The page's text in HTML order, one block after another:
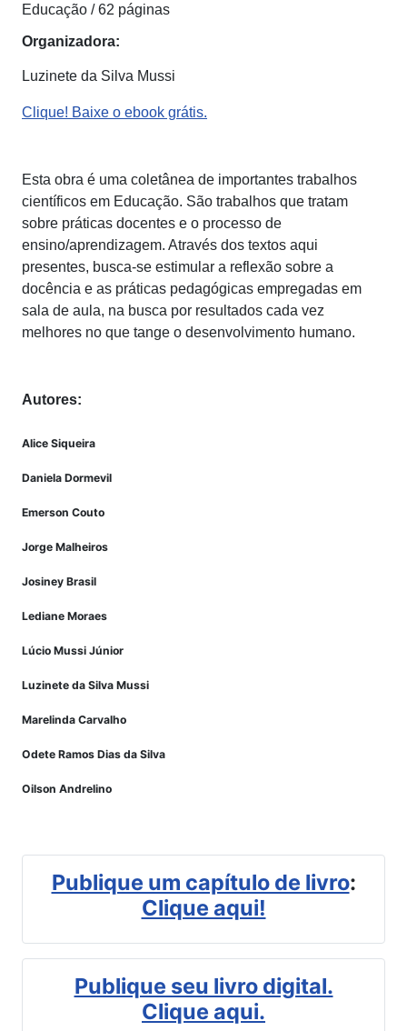
Educação / 62 páginas
Organizadora:
Luzinete da Silva Mussi
Clique! Baixe o ebook grátis.
Esta obra é uma coletânea de importantes trabalhos
científicos em Educação. São trabalhos que tratam
sobre práticas docentes e o processo de
ensino/aprendizagem. Através dos textos aqui
presentes, busca-se estimular a reflexão sobre a
docência e as práticas pedagógicas empregadas em
sala de aula, na busca por resultados cada vez
melhores no que tange o desenvolvimento humano.
Autores:
Alice Siqueira
Daniela Dormevil
Emerson Couto
Jorge Malheiros
Josiney Brasil
Lediane Moraes
Lúcio Mussi Júnior
Luzinete da Silva Mussi
Marelinda Carvalho
Odete Ramos Dias da Silva
Oilson Andrelino
Publique um capítulo de livro:
Clique aqui!
Publique seu livro digital.
Clique aqui.